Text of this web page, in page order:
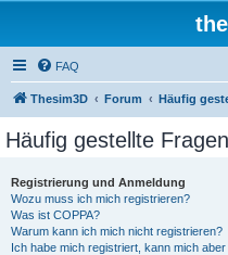
FAQ
Thesim3D Forum Häufig
Häufig gestellte Fragen
Registrierung und Anmeldung
Wozu muss ich mich registrieren?
Was ist COPPA?
Warum kann ich mich nicht registrieren?
Ich habe mich registriert, kann mich aber